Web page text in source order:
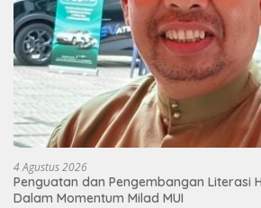
4 Agustus 2026
Penguatan dan Pengembangan Literasi
Dalam Momentum Milad MUI